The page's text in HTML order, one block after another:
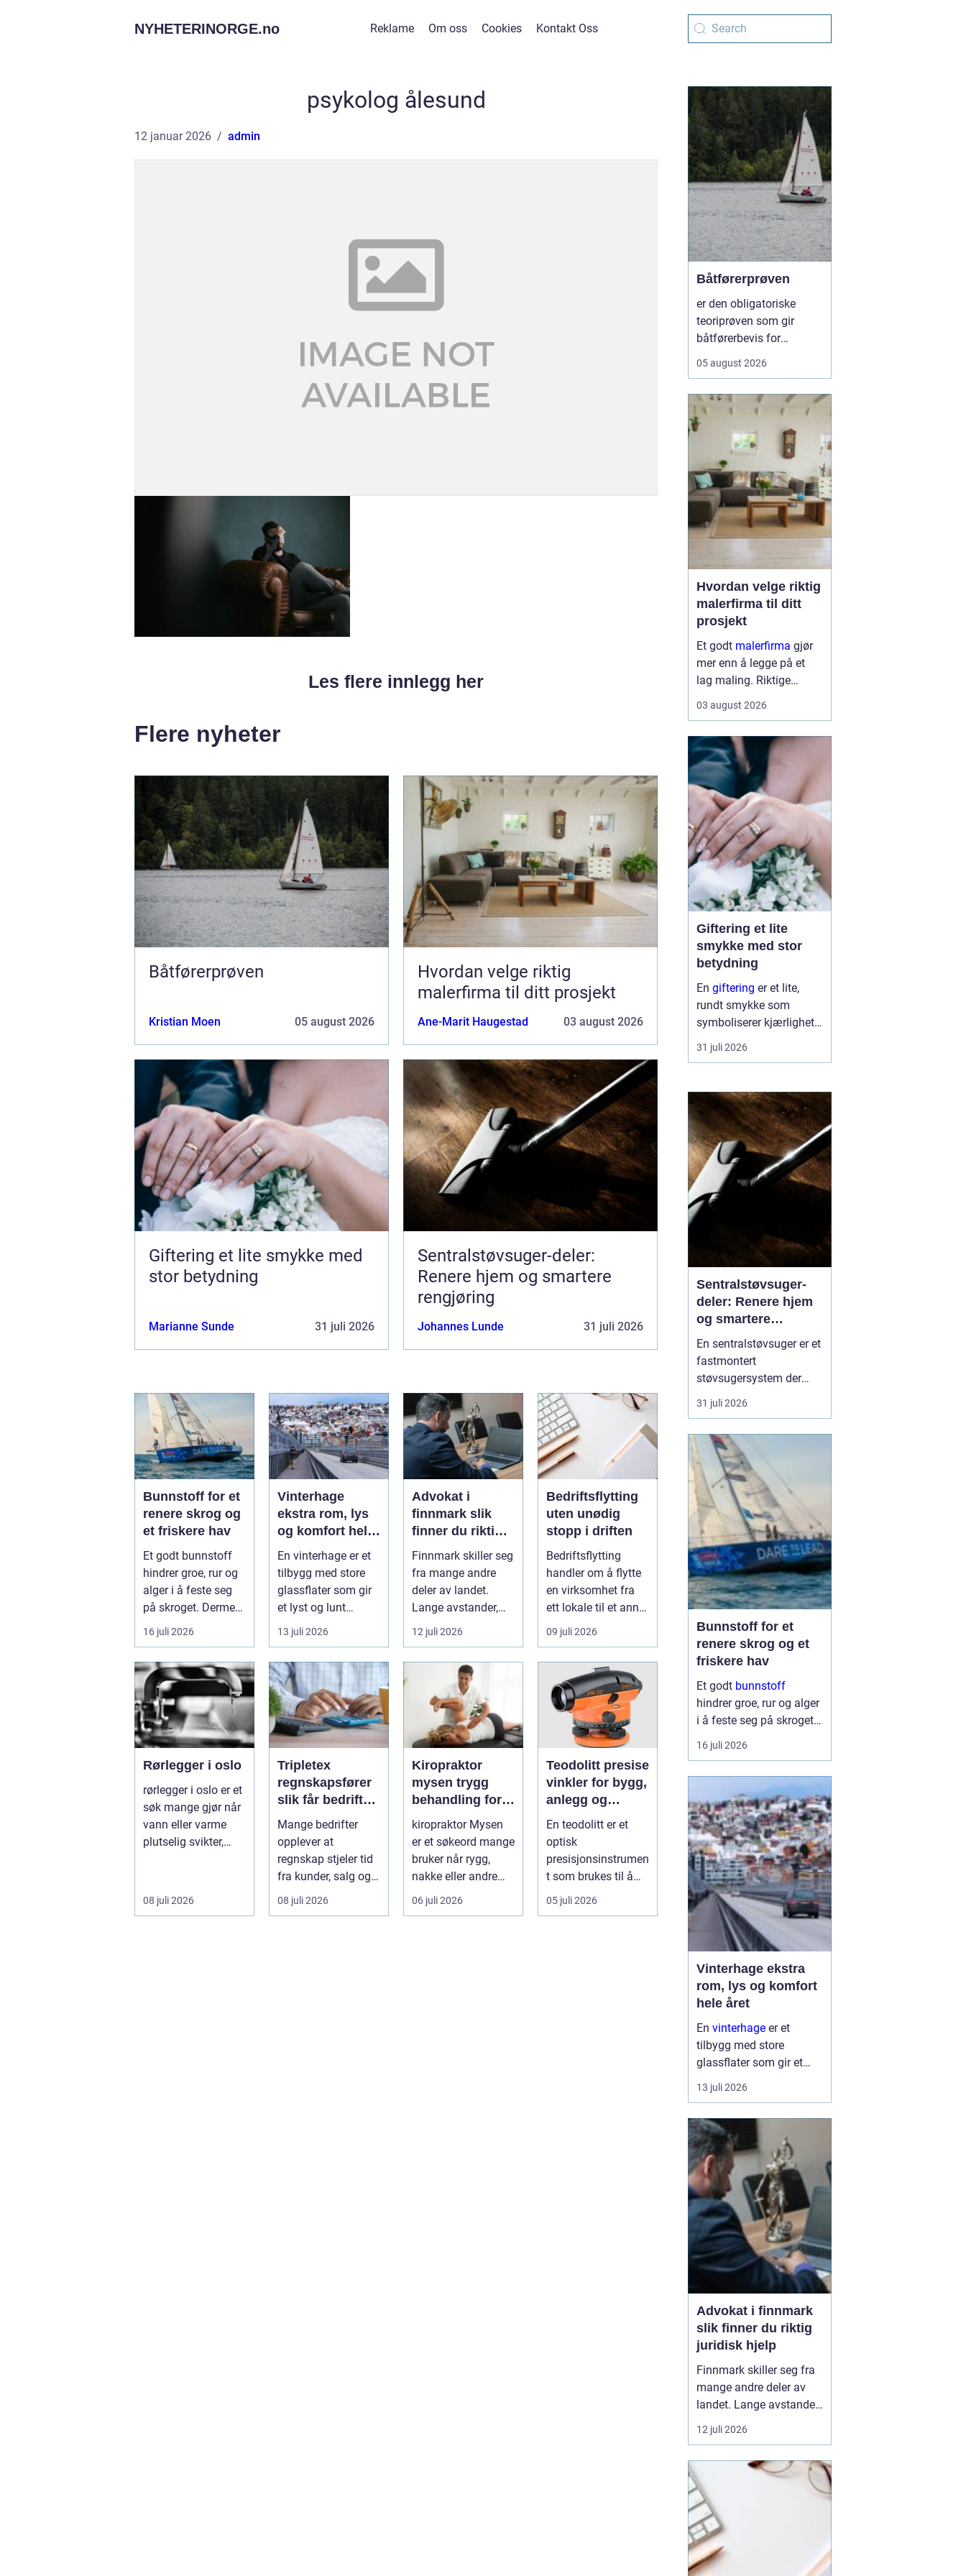
NYHETERINORGE.no Reklame Om oss Cookies Kontakt Oss
psykolog ålesund
12 januar 2026 admin
Les flere innlegg her
Flere nyheter
Båtførerprøven
Kristian Moen 05 august 2026
Hvordan velge riktig
malerfirma til ditt prosjekt
Ane-Marit Haugestad 03 august 2026
Giftering et lite smykke med
stor betydning
Marianne Sunde 31 juli 2026
Sentralstøvsuger-deler:
Renere hjem og smartere
rengjøring
Johannes Lunde 31 juli 2026
Bunnstoff for et
renere skrog og
et friskere hav
Et godt bunnstoff
hindrer groe, rur og
alger i å feste seg
på skroget. Dermed
holder båten bedre
far...
16 juli 2026
Vinterhage
ekstra rom, lys
og komfort hele
året
En vinterhage er et
tilbygg med store
glassflater som gir
et lyst og lunt
oppholdsrom nær
hagen, ogs...
13 juli 2026
Advokat i
finnmark slik
finner du riktig
juridisk hjelp
Finnmark skiller seg
fra mange andre
deler av landet.
Lange avstander,
små lokalsamfunn,
sterk tilkn...
12 juli 2026
Bedriftsflytting
uten unødig
stopp i driften
Bedriftsflytting
handler om å flytte
en virksomhet fra
ett lokale til et annet
med minst mulig...
09 juli 2026
Rørlegger i oslo
rørlegger i oslo er et
søk mange gjør når
vann eller varme
plutselig svikter,
08 juli 2026
Tripletex
regnskapsfører
slik får bedriften
mer ut av
regnskapet
Mange bedrifter
opplever at
regnskap stjeler tid
fra kunder, salg og
utvikling av
virksomheten.
08 juli 2026
Kiropraktor
mysen trygg
behandling for
rygg, nakke og
ledd
kiropraktor Mysen
er et søkeord mange
bruker når rygg,
nakke eller andre
muskel og
leddplager begynn...
06 juli 2026
Teodolitt presise
vinkler for bygg,
anlegg og
kartlegging
En teodolitt er et
optisk
presisjonsinstrumen
t som brukes til å
måle horisontale og
vertikale vinkle...
05 juli 2026
Båtførerprøven
er den obligatoriske
teoriprøven som gir
båtførerbevis for
dokumenterer at føreren
sjøvett, navigasjon, lover
og regler, samt sikkerhet
om bord. For alle som vil
bruke motorbåt lovlig og
trygt, er dette et...
05 august 2026
Hvordan velge riktig
malerfirma til ditt
prosjekt
Et godt malerfirma gjør
mer enn å legge på et
lag maling. Riktige
levetiden på bygget,
og spare både tid og
penger. Samtidig kan feil
valg gi ekstra
kostnader,...
03 august 2026
Giftering et lite
smykke med stor
betydning
En giftering er et lite,
rundt smykke som
symboliserer kjærlighet,
troskap og felles
framtid. Ringen bæres
og blir en synlig
påminnelse om løftet to
mennesker ...
31 juli 2026
Sentralstøvsuger-
deler: Renere hjem
og smartere
rengjøring
En sentralstøvsuger er et
fastmontert
støvsugersystem der
motor og beholder står i
bod, garasje eller teknisk
sugekontakter finnes i
veggene rundt i boligen.
Du kobler bare slangen
til en kontakt, og støvet
transp...
31 juli 2026
Bunnstoff for et
renere skrog og et
friskere hav
Et godt bunnstoff
hindrer groe, rur og alger
i å feste seg på skroget.
Dermed holder båten
bedre fart, bruker mindre
mindre vedlikehold på
land. Samtidig begynner
flere båteiere ...
16 juli 2026
Vinterhage ekstra
rom, lys og komfort
hele året
En vinterhage er et
tilbygg med store
glassflater som gir et
lyst og lunt oppholdsrom
nær hagen, også når
fungere som en ekstra
stue, spiseplass eller
stille son...
13 juli 2026
Advokat i finnmark
slik finner du riktig
juridisk hjelp
Finnmark skiller seg fra
mange andre deler av
landet. Lange avstander,
små lokalsamfunn, sterk
tilknytning til natur og
rettigheter gjør at mange
juridiske spørsmål får en
ekstra dimensjon. Når en
privatperson eller en
bedrift i...
12 juli 2026